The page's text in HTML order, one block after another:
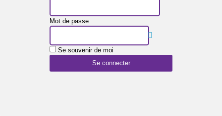
Mot de passe
Se souvenir de moi